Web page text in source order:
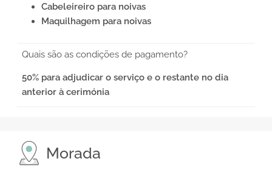
Cabeleireiro para noivas
Maquilhagem para noivas
Quais são as condições de pagamento?
50% para adjudicar o serviço e o restante no dia
anterior à cerimónia
Morada